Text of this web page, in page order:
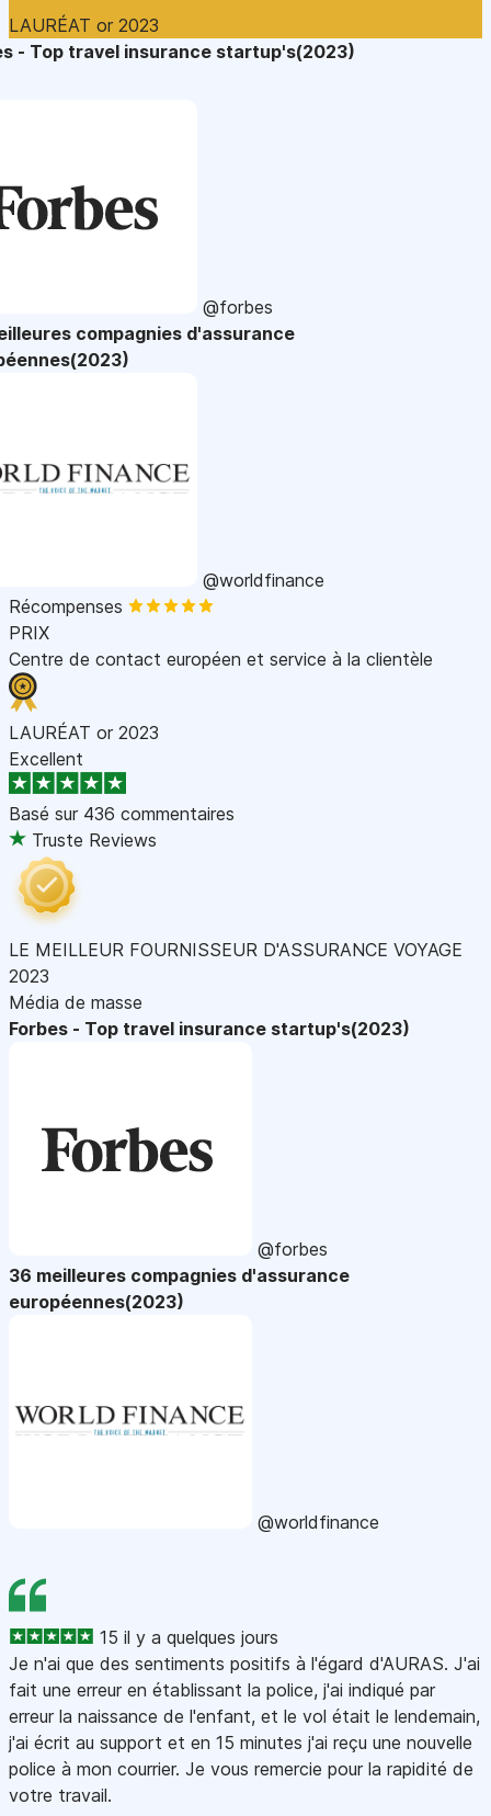
LAURÉAT or 2023
- Top travel insurance startup's(2023)
@forbes
compagnies d'assurance
@worldfinance
Récompenses
PRIX
Centre de contact européen et service à la clientèle
LAURÉAT or 2023
Excellent
Basé sur 436 commentaires
Truste Reviews
LE MEILLEUR FOURNISSEUR D'ASSURANCE VOYAGE
2023
Média de masse
Forbes - Top travel insurance startup's(2023)
@forbes
36 meilleures compagnies d'assurance
européennes(2023)
@worldfinance
15 il y a quelques jours
Je n'ai que des sentiments positifs à l'égard d'AURAS. J'ai
fait une erreur en établissant la police, j'ai indiqué par
erreur la naissance de l'enfant, et le vol était le lendemain,
j'ai écrit au support et en 15 minutes j'ai reçu une nouvelle
police à mon courrier. Je vous remercie pour la rapidité de
votre travail.